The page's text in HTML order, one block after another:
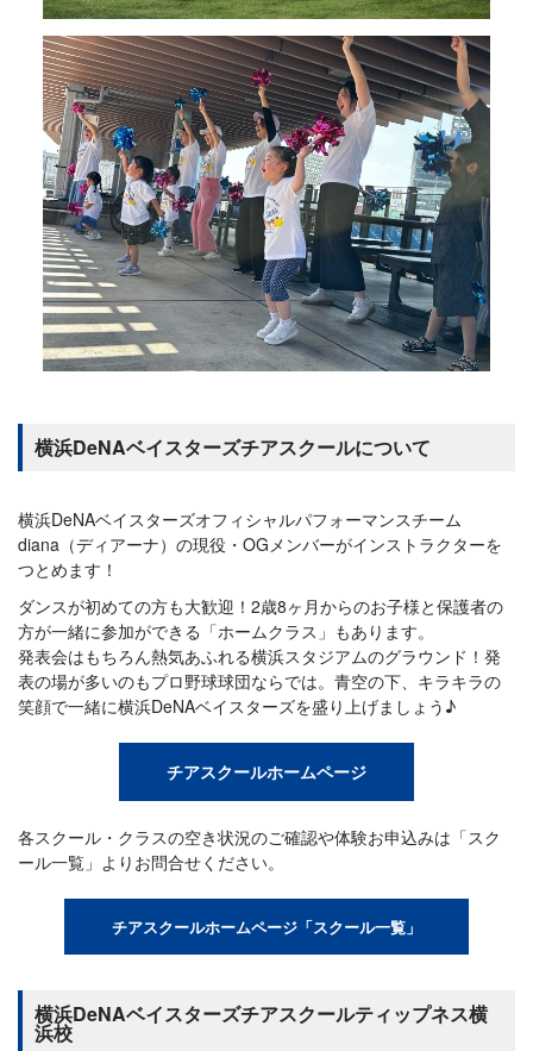
横浜DeNAベイスターズチアスクールについて
横浜DeNAベイスターズオフィシャルパフォーマンスチーム
diana（ディアーナ）の現役・OGメンバーがインストラクターを
つとめます！
ダンスが初めての方も大歓迎！2歳8ヶ月からのお子様と保護者の
方が一緒に参加ができる「ホームクラス」もあります。
発表会はもちろん熱気あふれる横浜スタジアムのグラウンド！発
表の場が多いのもプロ野球球団ならでは。青空の下、キラキラの
笑顔で一緒に横浜DeNAベイスターズを盛り上げましょう♪
チアスクールホームページ
各スクール・クラスの空き状況のご確認や体験お申込みは「スク
ール一覧」よりお問合せください。
チアスクールホームページ「スクール一覧」
横浜DeNAベイスターズチアスクールティップネス横
浜校